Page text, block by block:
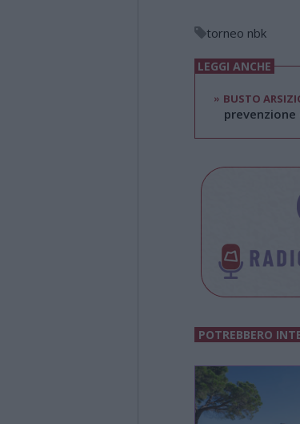
torneo nbk
LEGGI ANCHE
» BUSTO
POTREBBERO